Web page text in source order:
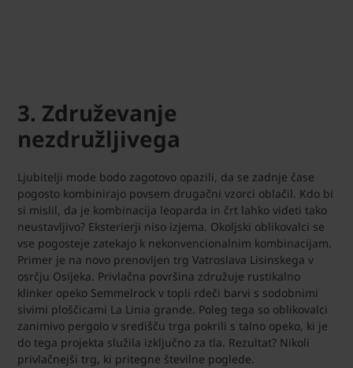
3. Združevanje
nezdružljivega
Ljubitelji mode bodo zagotovo opazili, da se zadnje čase
pogosto kombinirajo povsem drugačni vzorci oblačil. Kdo bi
si mislil, da je kombinacija leoparda in črt lahko videti tako
neustavljivo? Eksterierji niso izjema. Okoljski oblikovalci se
vse pogosteje zatekajo k nekonvencionalnim kombinacijam.
Primer je na novo prenovljen trg Vatroslava Lisinskega v
osrčju Osijeka. Privlačna površina združuje rustikalno
klinker opeko Semmelrock v topli rdeči barvi s sodobnimi
sivimi ploščicami La Linia grande. Poleg tega so oblikovalci
zanimivo pergolo v središču trga pokrili s talno opeko, ki je
do tega projekta služila izključno za tla. Rezultat? Nikoli
privlačnejši trg, ki pritegne številne poglede.